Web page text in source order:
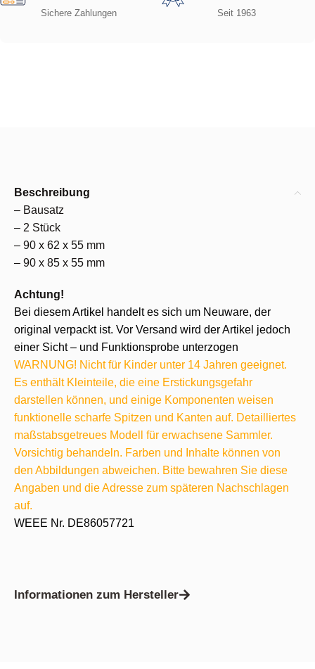
Sichere Zahlungen Seit 1963
Beschreibung
– Bausatz
– 2 Stück
– 90 x 62 x 55 mm
– 90 x 85 x 55 mm
Achtung!
Bei diesem Artikel handelt es sich um Neuware, der
original verpackt ist. Vor Versand wird der Artikel jedoch
einer Sicht – und Funktionsprobe unterzogen
WARNUNG! Nicht für Kinder unter 14 Jahren geeignet.
Es enthält Kleinteile, die eine Erstickungsgefahr
darstellen können, und einige Komponenten weisen
funktionelle scharfe Spitzen und Kanten auf. Detailliertes
maßstabsgetreues Modell für erwachsene Sammler.
Vorsichtig behandeln. Farben und Inhalte können von
den Abbildungen abweichen. Bitte bewahren Sie diese
Angaben und die Adresse zum späteren Nachschlagen
auf.
WEEE Nr. DE86057721
Informationen zum Hersteller